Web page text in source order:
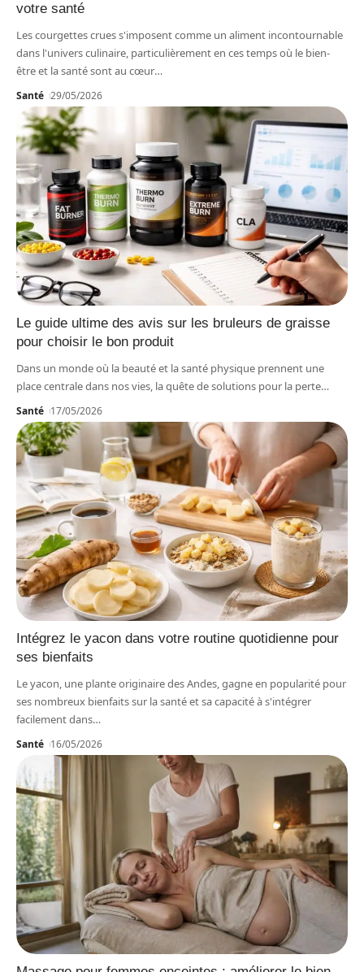
votre santé
Les courgettes crues s'imposent comme un aliment incontournable
dans l'univers culinaire, particulièrement en ces temps où le bien-
être et la santé sont au cœur…
Santé 29/05/2026
Le guide ultime des avis sur les bruleurs de graisse
pour choisir le bon produit
Dans un monde où la beauté et la santé physique prennent une
place centrale dans nos vies, la quête de solutions pour la perte…
Santé 17/05/2026
Intégrez le yacon dans votre routine quotidienne pour
ses bienfaits
Le yacon, une plante originaire des Andes, gagne en popularité pour
ses nombreux bienfaits sur la santé et sa capacité à s'intégrer
facilement dans…
Santé 16/05/2026